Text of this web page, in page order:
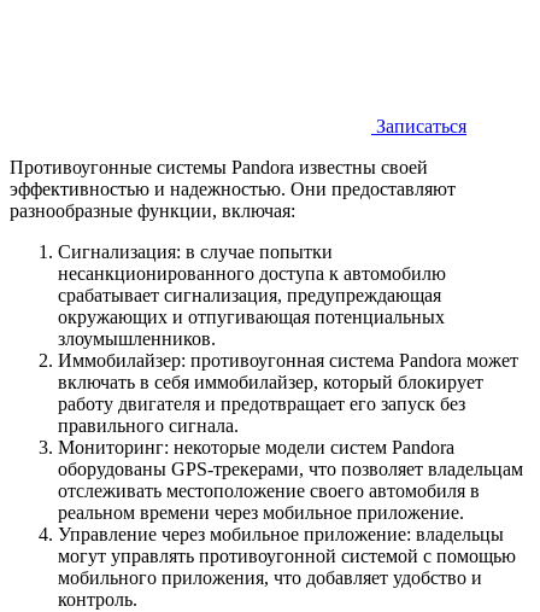
Записаться
Противоугонные системы Pandora известны своей
эффективностью и надежностью. Они предоставляют
разнообразные функции, включая:
Сигнализация: в случае попытки
несанкционированного доступа к автомобилю
срабатывает сигнализация, предупреждающая
окружающих и отпугивающая потенциальных
злоумышленников.
Иммобилайзер: противоугонная система Pandora может
включать в себя иммобилайзер, который блокирует
работу двигателя и предотвращает его запуск без
правильного сигнала.
Мониторинг: некоторые модели систем Pandora
оборудованы GPS-трекерами, что позволяет владельцам
отслеживать местоположение своего автомобиля в
реальном времени через мобильное приложение.
Управление через мобильное приложение: владельцы
могут управлять противоугонной системой с помощью
мобильного приложения, что добавляет удобство и
контроль.